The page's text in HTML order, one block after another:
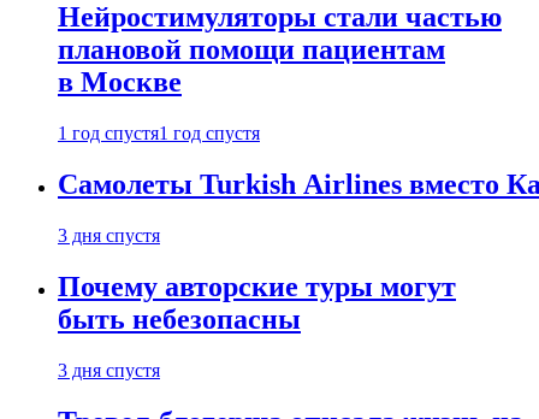
Нейростимуляторы стали частью
плановой помощи пациентам
в Москве
1 год спустя1 год спустя
Самолеты Turkish Airlines вместо
3 дня спустя
Почему авторские туры могут
быть небезопасны
3 дня спустя